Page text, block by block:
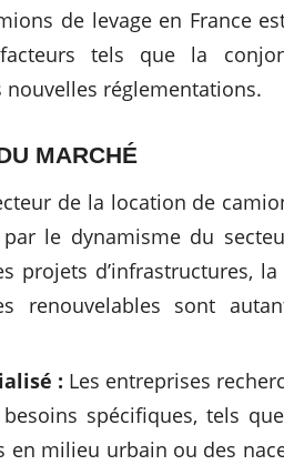
de levage en France
tels que la
réglementations.
MARCHÉ
de la location de
le dynamisme du
projets d’infrastructures,
renouvelables sont
: Les entreprises
spécifiques, tels
en milieu urbain ou des